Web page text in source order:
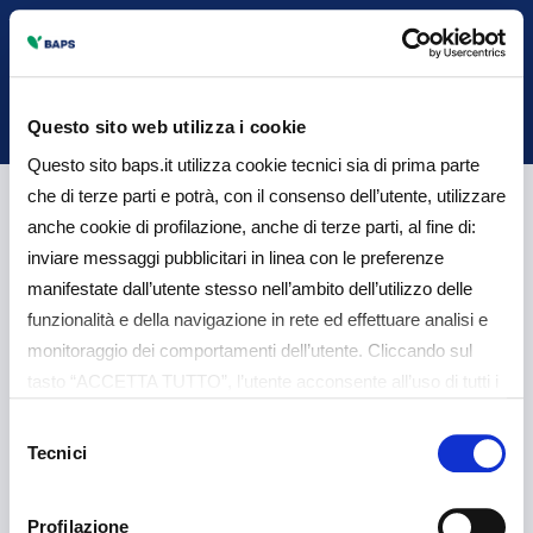
Questo sito web utilizza i cookie
Questo sito baps.it utilizza cookie tecnici sia di prima parte
che di terze parti e potrà, con il consenso dell’utente, utilizzare
anche cookie di profilazione, anche di terze parti, al fine di:
inviare messaggi pubblicitari in linea con le preferenze
manifestate dall’utente stesso nell’ambito dell’utilizzo delle
funzionalità e della navigazione in rete ed effettuare analisi e
monitoraggio dei comportamenti dell’utente. Cliccando sul
tasto “ACCETTA TUTTO”, l’utente acconsente all’uso di tutti i
analitici. Il consenso è facoltativo e può essere revocato in
qualsiasi momento. Se l’utente desidera gestire le proprie
preferenze può cliccare sul tasto “Dettagli” (accessibile in
delTecnici
Profilazione
Back
Rilevazione dei T.E.G.M.
ai fini legge usura